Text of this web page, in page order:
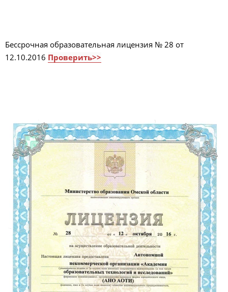
Бессрочная образовательная лицензия № 28 от
12.10.2016 Проверить>>